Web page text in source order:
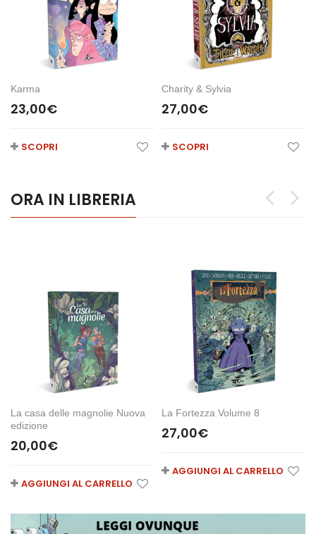
Karma
23,00€
SCOPRI
Charity & Sylvia
27,00€
SCOPRI
ORA IN LIBRERIA
La casa delle magnolie Nuova
edizione
20,00€
AGGIUNGI AL CARRELLO
La Fortezza Volume 8
27,00€
AGGIUNGI AL CARRELLO